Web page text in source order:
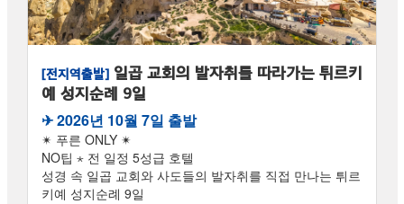
[전지역출발] 일곱 교회의 발자취를 따라가는 튀르키
예 성지순례 9일
✈︎ 2026년 10월 7일 출발
✴ 푸른 ONLY ✴
NO팁 ⋆ 전 일정 5성급 호텔
성경 속 일곱 교회와 사도들의 발자취를 직접 만나는 튀르
키예 성지순례 9일